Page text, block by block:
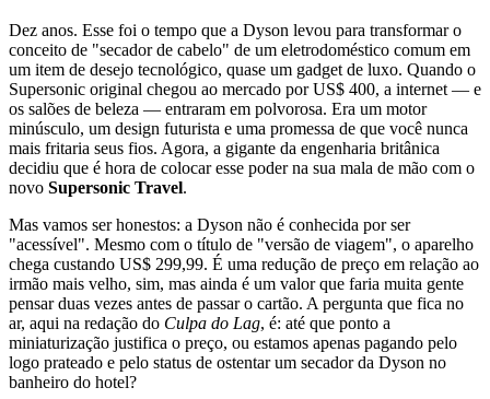
Dez anos. Esse foi o tempo que a Dyson levou para transformar o
conceito de "secador de cabelo" de um eletrodoméstico comum em
um item de desejo tecnológico, quase um gadget de luxo. Quando o
Supersonic original chegou ao mercado por US$ 400, a internet — e
os salões de beleza — entraram em polvorosa. Era um motor
minúsculo, um design futurista e uma promessa de que você nunca
mais fritaria seus fios. Agora, a gigante da engenharia britânica
decidiu que é hora de colocar esse poder na sua mala de mão com o
novo Supersonic Travel.
Mas vamos ser honestos: a Dyson não é conhecida por ser
"acessível". Mesmo com o título de "versão de viagem", o aparelho
chega custando US$ 299,99. É uma redução de preço em relação ao
irmão mais velho, sim, mas ainda é um valor que faria muita gente
pensar duas vezes antes de passar o cartão. A pergunta que fica no
ar, aqui na redação do Culpa do Lag, é: até que ponto a
miniaturização justifica o preço, ou estamos apenas pagando pelo
logo prateado e pelo status de ostentar um secador da Dyson no
banheiro do hotel?